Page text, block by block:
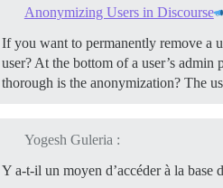
Anonymizing Users in Discourse
If you want to permanently remove a
user? At the bottom of a user’s
thorough is the anonymization? The
Yogesh Guleria :
Y a-t-il un moyen d’accéder à la base